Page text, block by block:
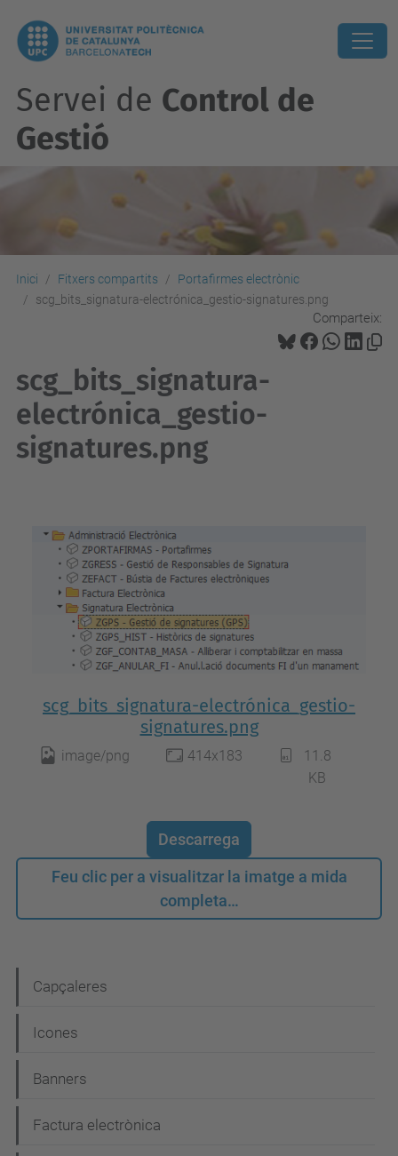
Servei de Control de
Gestió
Inici Fitxers compartits
Portafirmes electrònic
scg_bits_signatura-electrónica_gestio-signatures.png
Comparteix:
scg_bits_signatura-
electrónica_gestio-
signatures.png
scg_bits_signatura-electrónica_gestio-
signatures.png
image/png 414x183
11.8
KB
Descarrega
Feu clic per a visualitzar la imatge a mida
completa…
a
v
g
a
Capçaleres
Icones
Banners
Factura electrònica